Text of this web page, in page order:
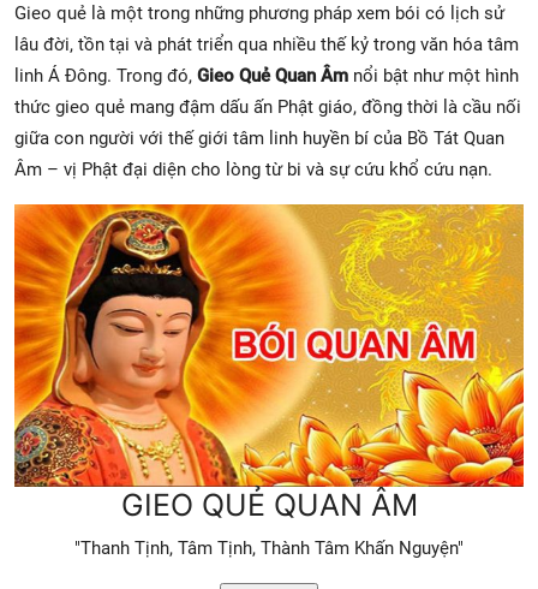
Gieo quẻ là một trong những phương pháp xem bói có lịch sử
lâu đời, tồn tại và phát triển qua nhiều thế kỷ trong văn hóa tâm
linh Á Đông. Trong đó, Gieo Quẻ Quan Âm nổi bật như một hình
thức gieo quẻ mang đậm dấu ấn Phật giáo, đồng thời là cầu nối
giữa con người với thế giới tâm linh huyền bí của Bồ Tát Quan
Âm – vị Phật đại diện cho lòng từ bi và sự cứu khổ cứu nạn.
GIEO QUẺ QUAN ÂM
"Thanh Tịnh, Tâm Tịnh, Thành Tâm Khấn Nguyện"